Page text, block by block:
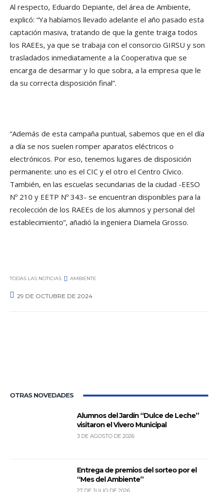
Al respecto, Eduardo Depiante, del área de Ambiente,
explicó: “Ya habíamos llevado adelante el año pasado esta
captación masiva, tratando de que la gente traiga todos
los RAEEs, ya que se trabaja con el consorcio GIRSU y son
trasladados inmediatamente a la Cooperativa que se
encarga de desarmar y lo que sobra, a la empresa que le
da su correcta disposición final”.
“Además de esta campaña puntual, sabemos que en el día
a día se nos suelen romper aparatos eléctricos o
electrónicos. Por eso, tenemos lugares de disposición
permanente: uno es el CIC y el otro el Centro Cívico.
También, en las escuelas secundarias de la ciudad -EESO
Nº 210 y EETP Nº 343- se encuentran disponibles para la
recolección de los RAEEs de los alumnos y personal del
establecimiento”, añadió la ingeniera Diamela Grosso.
TODAS LAS NOTICIAS AMBIENTE
29 DE OCTUBRE DE 2024
OTRAS NOVEDADES
Alumnos del Jardín “Dulce de Leche”
visitaron el Vivero Municipal
3 DE AGOSTO DE 2026
Entrega de premios del sorteo por el
“Mes del Ambiente”
27 DE JULIO DE 2026